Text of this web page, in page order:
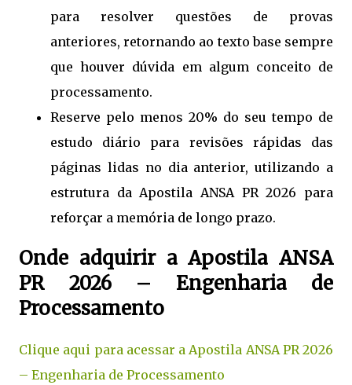
para resolver questões de provas
anteriores, retornando ao texto base sempre
que houver dúvida em algum conceito de
processamento.
Reserve pelo menos 20% do seu tempo de
estudo diário para revisões rápidas das
páginas lidas no dia anterior, utilizando a
estrutura da Apostila ANSA PR 2026 para
reforçar a memória de longo prazo.
Onde adquirir a Apostila ANSA
PR 2026 – Engenharia de
Processamento
Clique aqui para acessar a Apostila ANSA PR 2026
– Engenharia de Processamento